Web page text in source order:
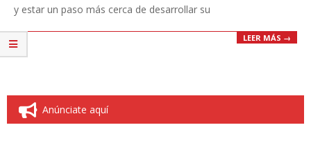
y estar un paso más cerca de desarrollar su
LEER MÁS →
Anúnciate aquí